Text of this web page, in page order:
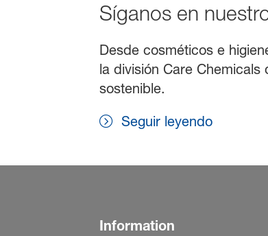
Síganos en
Desde cosméticos e
la división Care
sostenible.
Seguir leyendo
Information